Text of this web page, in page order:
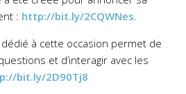
: http://bit.ly/2CQWNes
à cette occasion permet de
et d’interagir avec les
bit.ly/2D90Tj8